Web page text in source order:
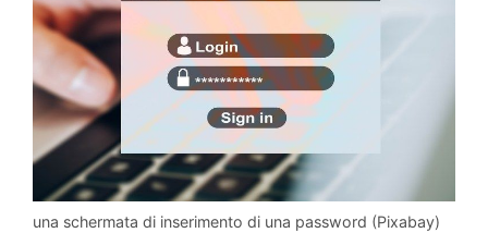
una schermata di inserimento di una password (Pixabay)